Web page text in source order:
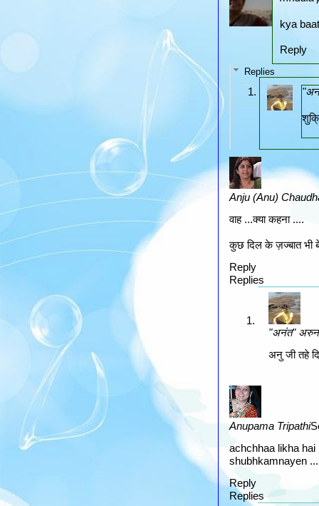
kya
Reply
Replies
Anju (Anu)
वाह ...क्या कहना ....
कुछ दिल के ज़ज्बात भी
Reply
Replies
"अनंत" अरुन
अनु जी तहे
Anupama Tripathi
achchhaa likha hai
shubhkamnayen ...
Reply
Replies